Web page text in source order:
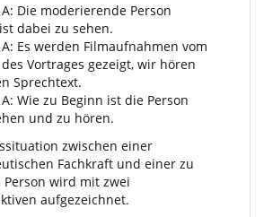
Die moderierende Person
dabei zu sehen.
Es werden Filmaufnahmen vom
Vortrages gezeigt, wir hören
Sprechtext.
Wie zu Beginn ist die Person
und zu hören.
zwischen einer
Fachkraft und einer zu
wird mit zwei
aufgezeichnet.